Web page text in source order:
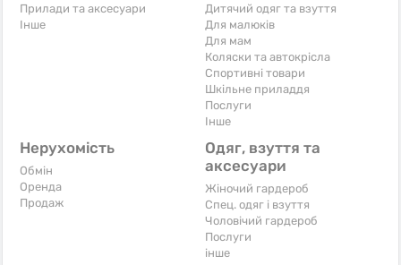
Прилади та аксесуари
Iнше
Дитячий одяг та взуття
Для малюків
Для мам
Коляски та автокрісла
Спортивні товари
Шкільне приладдя
Послуги
Iнше
Нерухомість
Обмін
Оренда
Продаж
Одяг, взуття та
аксесуари
Жіночий гардероб
Спец. одяг і взуття
Чоловічий гардероб
Послуги
інше